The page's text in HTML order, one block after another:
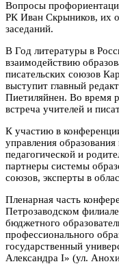
Вопросы
РК Иван Скрыников, их
заседаний.
В Год литературы в
взаимодействию
писательских союзов
выступит главный
Пиетиляйнен. Во время
встреча учителей и
К участию в
управления
педагогической и
партнеры системы
союзов, эксперты в
Пленарная часть
Петрозаводском
бюджетного
профессионального
государственный
Александра I» (ул.